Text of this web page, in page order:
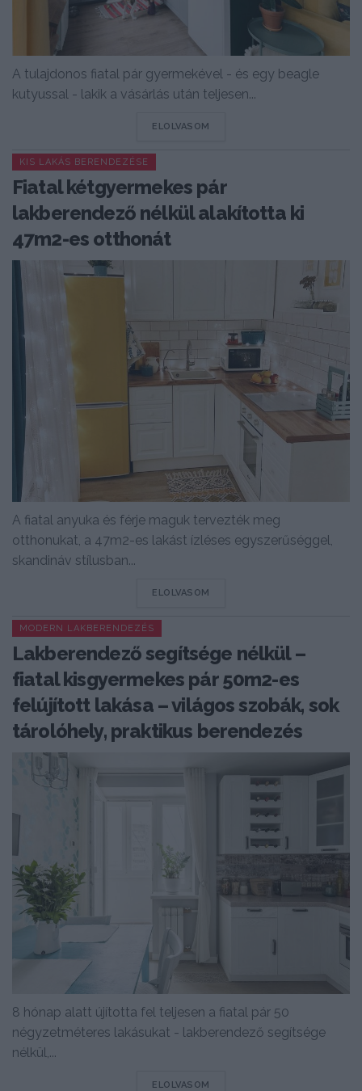
A tulajdonos fiatal pár gyermekével - és egy beagle
kutyussal - lakik a vásárlás után teljesen...
ELOLVASOM
KIS LAKÁS BERENDEZÉSE
Fiatal kétgyermekes pár
lakberendező nélkül alakította ki
47m2-es otthonát
A fiatal anyuka és férje maguk tervezték meg
otthonukat, a 47m2-es lakást ízléses egyszerűséggel,
skandináv stílusban...
ELOLVASOM
MODERN LAKBERENDEZÉS
Lakberendező segítsége nélkül –
fiatal kisgyermekes pár 50m2-es
felújított lakása – világos szobák, sok
tárolóhely, praktikus berendezés
8 hónap alatt újította fel teljesen a fiatal pár 50
négyzetméteres lakásukat - lakberendező segítsége
nélkül,...
ELOLVASOM